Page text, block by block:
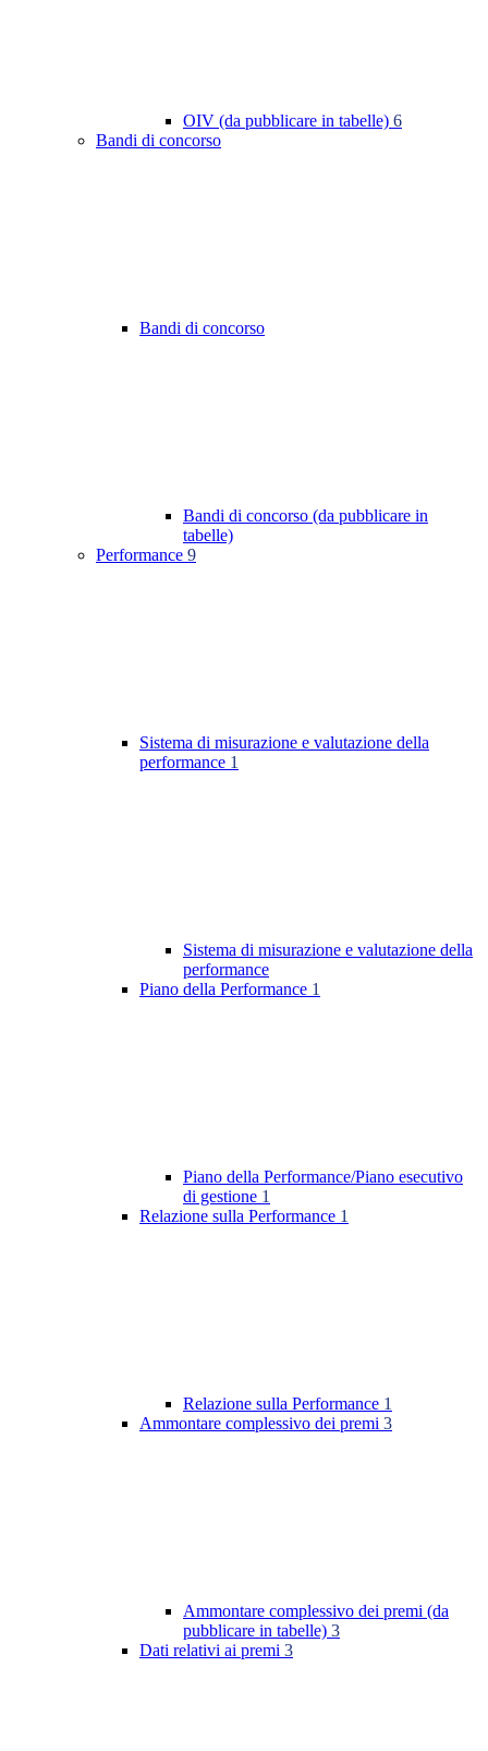
OIV (da pubblicare in tabelle) 6
Bandi di concorso
Bandi di concorso
Bandi di concorso (da pubblicare in
tabelle)
Performance 9
Sistema di misurazione e valutazione della
performance 1
Sistema di misurazione e valutazione della
performance
Piano della Performance 1
Piano della Performance/Piano esecutivo
di gestione 1
Relazione sulla Performance 1
Relazione sulla Performance 1
Ammontare complessivo dei premi 3
Ammontare complessivo dei premi (da
pubblicare in tabelle) 3
Dati relativi ai premi 3